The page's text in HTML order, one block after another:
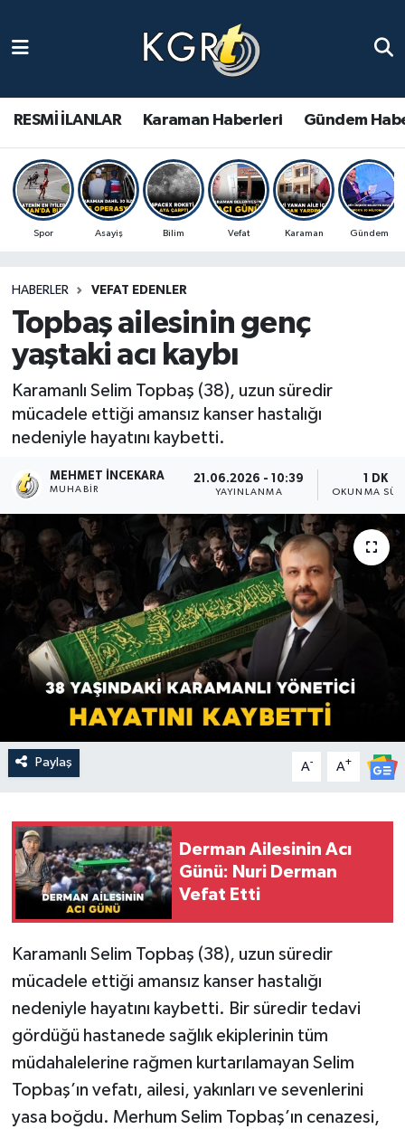
RESMİ İLANLAR Karaman Haberleri Gündem
Spor Asayiş Bilim Vefat Karaman Gündem
HABERLER VEFAT EDENLER
Topbaş ailesinin genç
yaştaki acı kaybı
Karamanlı Selim Topbaş (38), uzun süredir
mücadele ettiği amansız kanser hastalığı
nedeniyle hayatını kaybetti.
MEHMET İNCEKARA
MUHABIR
21.06.2026 - 10:39
YAYINLANMA
1 DK
OKUNMA
Paylaş A- A+
Derman Ailesinin Acı
Günü: Nuri Derman
Vefat Etti
Karamanlı Selim Topbaş (38), uzun süredir
mücadele ettiği amansız kanser hastalığı
nedeniyle hayatını kaybetti. Bir süredir tedavi
gördüğü hastanede sağlık ekiplerinin tüm
müdahalelerine rağmen kurtarılamayan Selim
Topbaş’ın vefatı, ailesi, yakınları ve sevenlerini
yasa boğdu. Merhum Selim Topbaş’ın cenazesi,
Gündem Haberleri
Güncel Haberler
Spor Haberleri
Ulusal Haberler
Vefat Edenler